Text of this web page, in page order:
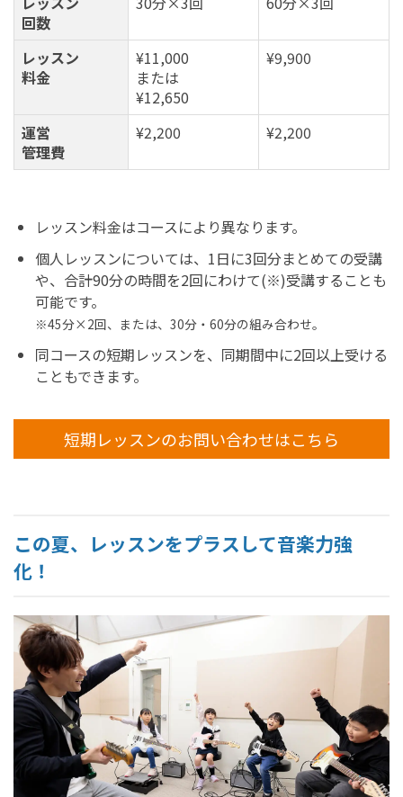
回数
レッスン
料金
¥11,000
または
¥12,650
¥9,900
運営
管理費
¥2,200 ¥2,200
レッスン料金はコースにより異なります。
個人レッスンについては、1日に3回分まとめての受講
や、合計90分の時間を2回にわけて(※)受講することも
可能です。
※45分×2回、または、30分・60分の組み合わせ。
同コースの短期レッスンを、同期間中に2回以上受ける
こともできます。
短期レッスンのお問い合わせはこちら
この夏、レッスンをプラスして音楽力強
化！